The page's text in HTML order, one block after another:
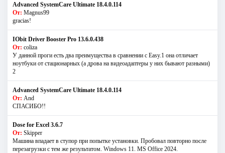
Advanced SystemCare Ultimate 18.4.0.114
От: Magnus99
gracias!
IObit Driver Booster Pro 13.6.0.438
От: coliza
У данной проги есть два преимущества в сравнении с Easy.1 она отличает
ноутбуки от стационарных (а дрова на видеоадаптеры у них бывают разными)
2
Advanced SystemCare Ultimate 18.4.0.114
От: And
СПАСИБО!!
Dose for Excel 3.6.7
От: Skipper
Машина впадает в ступор при попытке установки. Пробовал повторно после
перезагрузки с тем же результатом. Windows 11. MS Offiсe 2024.